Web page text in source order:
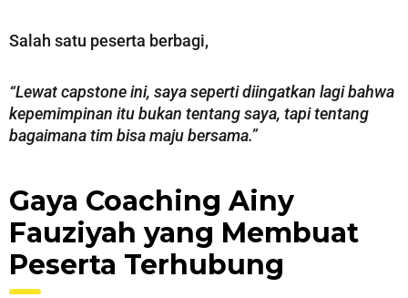
Salah satu peserta berbagi,
“Lewat capstone ini, saya seperti diingatkan lagi bahwa
kepemimpinan itu bukan tentang saya, tapi tentang
bagaimana tim bisa maju bersama.”
Gaya Coaching Ainy
Fauziyah yang Membuat
Peserta Terhubung